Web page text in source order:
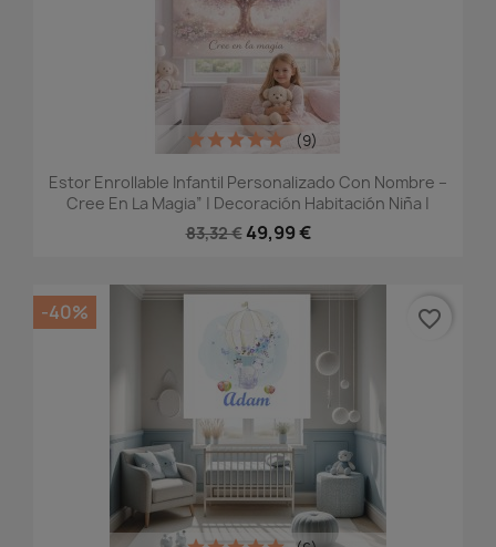
Estor Enrollable Infantil Personalizado Con Nombre –
Cree En La Magia” | Decoración Habitación Niña |
83,32 € 49,99 €
(9)
-40% favorite_border